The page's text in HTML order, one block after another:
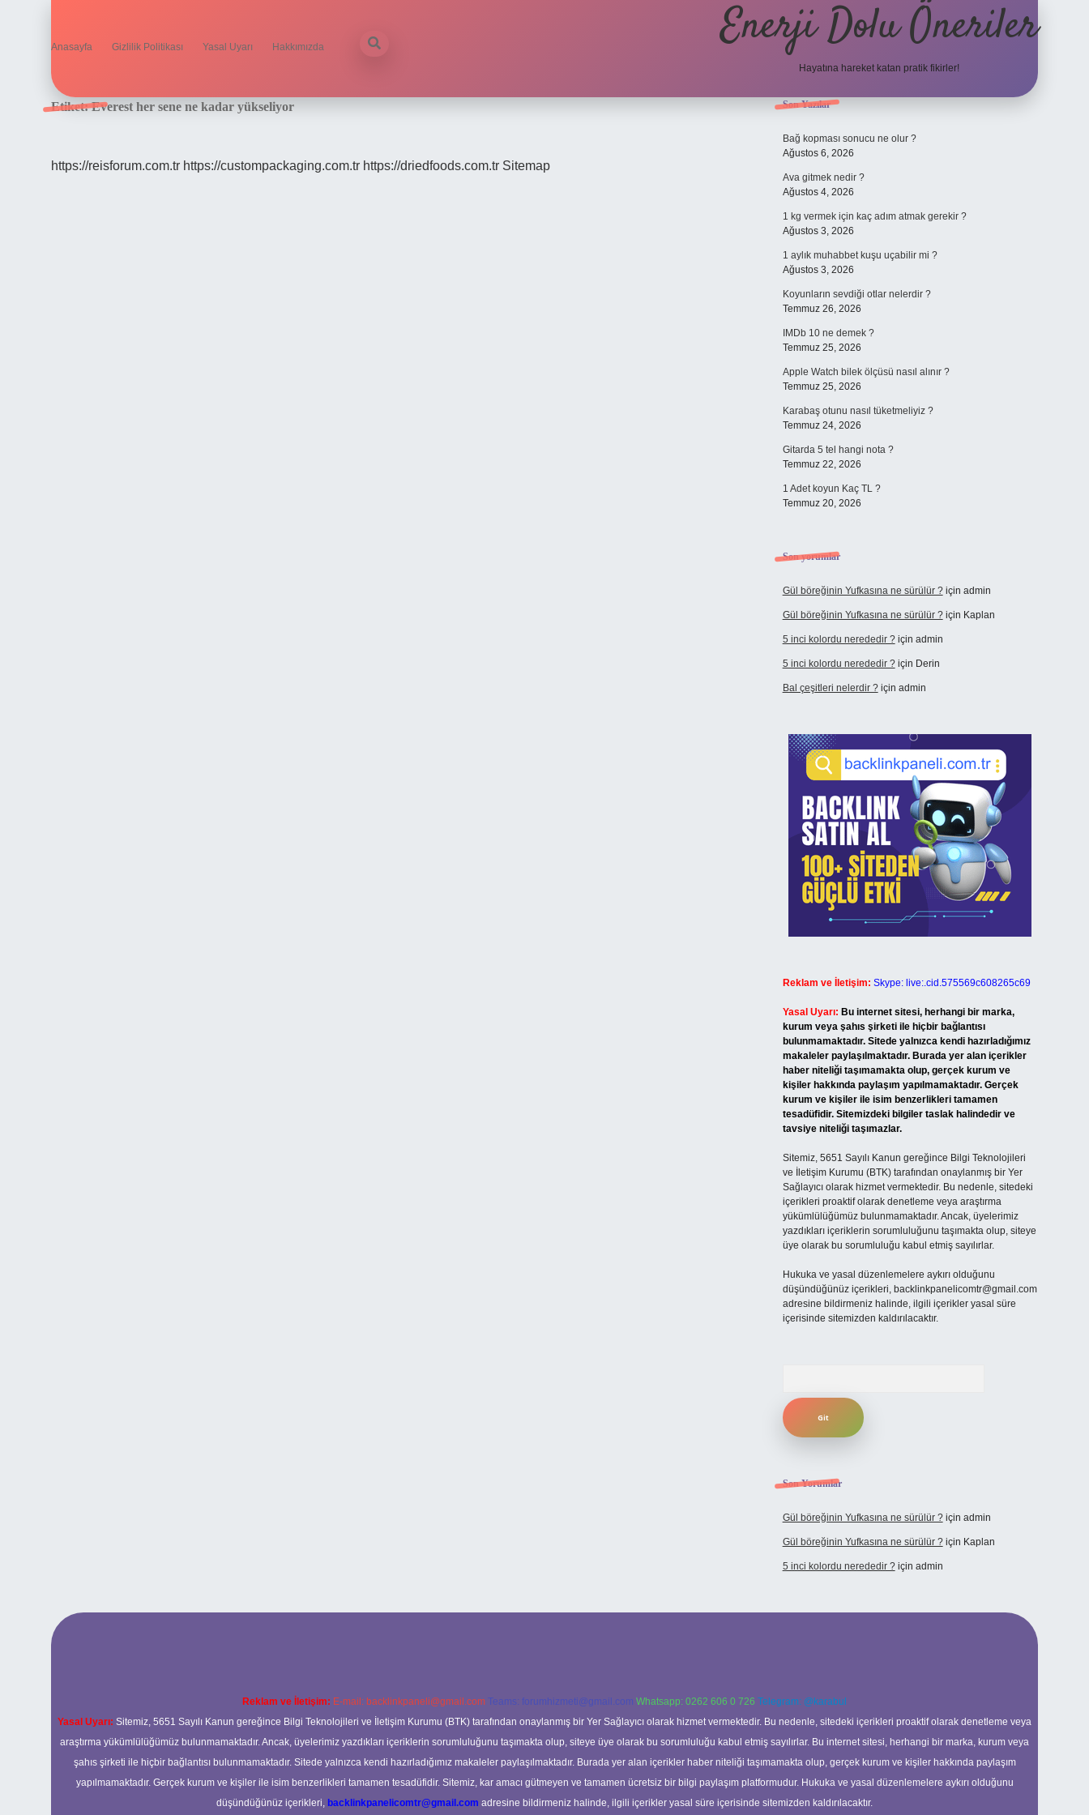
Anasayfa Gizlilik Politikası Yasal Uyarı Hakkımızda Enerji Dolu Öneriler
Hayatına hareket katan pratik fikirler!
Etiket:Everest her sene ne kadar yükseliyor
https://reisforum.com.tr https://custompackaging.com.tr https://driedfoods.com.tr Sitemap
Sidebar
Son Yazılar
Bağ kopması sonucu ne olur ?
Ağustos 6, 2026
Ava gitmek nedir ?
Ağustos 4, 2026
1 kg vermek için kaç adım atmak gerekir ?
Ağustos 3, 2026
1 aylık muhabbet kuşu uçabilir mi ?
Ağustos 3, 2026
Koyunların sevdiği otlar nelerdir ?
Temmuz 26, 2026
IMDb 10 ne demek ?
Temmuz 25, 2026
Apple Watch bilek ölçüsü nasıl alınır ?
Temmuz 25, 2026
Karabaş otunu nasıl tüketmeliyiz ?
Temmuz 24, 2026
Gitarda 5 tel hangi nota ?
Temmuz 22, 2026
1 Adet koyun Kaç TL ?
Temmuz 20, 2026
Son yorumlar
Gül böreğinin Yufkasına ne sürülür ?için admin
Gül böreğinin Yufkasına ne sürülür ?için Kaplan
5 inci kolordu nerededir ?için admin
5 inci kolordu nerededir ?için Derin
Bal çeşitleri nelerdir ?için admin
Reklam ve İletişim: Skype: live:.cid.575569c608265c69
Yasal Uyarı: Bu internet sitesi, herhangi bir marka,
kurum veya şahıs şirketi ile hiçbir bağlantısı
bulunmamaktadır. Sitede yalnızca kendi hazırladığımız
makaleler paylaşılmaktadır. Burada yer alan içerikler
haber niteliği taşımamakta olup, gerçek kurum ve
kişiler hakkında paylaşım yapılmamaktadır. Gerçek
kurum ve kişiler ile isim benzerlikleri tamamen
tesadüfidir. Sitemizdeki bilgiler taslak halindedir ve
tavsiye niteliği taşımazlar.
Sitemiz, 5651 Sayılı Kanun gereğince Bilgi Teknolojileri
ve İletişim Kurumu (BTK) tarafından onaylanmış bir Yer
Sağlayıcı olarak hizmet vermektedir. Bu nedenle, sitedeki
içerikleri proaktif olarak denetleme veya araştırma
yükümlülüğümüz bulunmamaktadır. Ancak, üyelerimiz
yazdıkları içeriklerin sorumluluğunu taşımakta olup, siteye
üye olarak bu sorumluluğu kabul etmiş sayılırlar.
Hukuka ve yasal düzenlemelere aykırı olduğunu
düşündüğünüz içerikleri, backlinkpanelicomtr@gmail.com
adresine bildirmeniz halinde, ilgili içerikler yasal süre
içerisinde sitemizden kaldırılacaktır.
Son Yorumlar
Gül böreğinin Yufkasına ne sürülür ?için admin
Gül böreğinin Yufkasına ne sürülür ?için Kaplan
5 inci kolordu nerededir ?için admin
Reklam ve İletişim: E-mail: backlinkpaneli@gmail.com Teams: forumhizmeti@gmail.com Whatsapp: 0262 606 0 726 Telegram: @karabul
Yasal Uyarı: Sitemiz, 5651 Sayılı Kanun gereğince Bilgi Teknolojileri ve İletişim Kurumu (BTK) tarafından onaylanmış bir Yer Sağlayıcı olarak hizmet vermektedir. Bu nedenle, sitedeki içerikleri proaktif olarak denetleme veya
araştırma yükümlülüğümüz bulunmamaktadır. Ancak, üyelerimiz yazdıkları içeriklerin sorumluluğunu taşımakta olup, siteye üye olarak bu sorumluluğu kabul etmiş sayılırlar. Bu internet sitesi, herhangi bir marka, kurum veya
şahıs şirketi ile hiçbir bağlantısı bulunmamaktadır. Sitede yalnızca kendi hazırladığımız makaleler paylaşılmaktadır. Burada yer alan içerikler haber niteliği taşımamakta olup, gerçek kurum ve kişiler hakkında paylaşım
yapılmamaktadır. Gerçek kurum ve kişiler ile isim benzerlikleri tamamen tesadüfidir. Sitemiz, kar amacı gütmeyen ve tamamen ücretsiz bir bilgi paylaşım platformudur. Hukuka ve yasal düzenlemelere aykırı olduğunu
düşündüğünüz içerikleri, backlinkpanelicomtr@gmail.com adresine bildirmeniz halinde, ilgili içerikler yasal süre içerisinde sitemizden kaldırılacaktır.